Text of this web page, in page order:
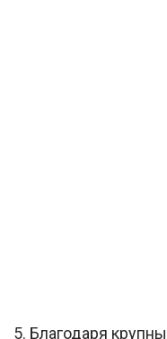
5. Благодаря